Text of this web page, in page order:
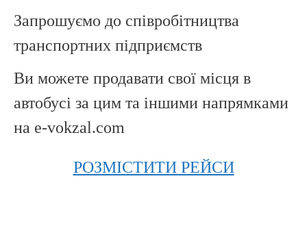
Запрошуємо до співробітництва
транспортних підприємств
Ви можете продавати свої місця в
автобусі за цим та іншими напрямками
на e-vokzal.com
РОЗМІСТИТИ РЕЙСИ